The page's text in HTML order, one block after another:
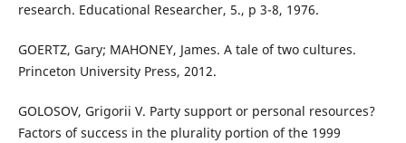
research. Educational Researcher, 5., p 3-8, 1976.
GOERTZ, Gary; MAHONEY, James. A tale of two cultures.
Princeton University Press, 2012.
GOLOSOV, Grigorii V. Party support or personal resources?
Factors of success in the plurality portion of the 1999